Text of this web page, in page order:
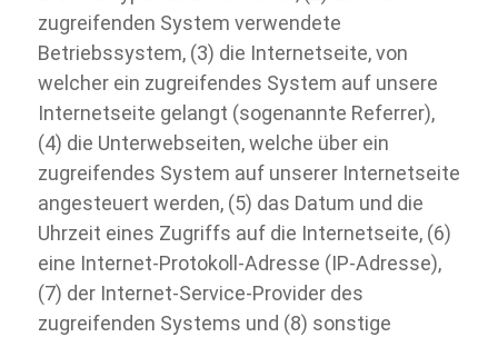
zugreifenden System verwendete
Betriebssystem, (3) die Internetseite, von
welcher ein zugreifendes System auf unsere
Internetseite gelangt (sogenannte Referrer),
(4) die Unterwebseiten, welche über ein
zugreifendes System auf unserer Internetseite
angesteuert werden, (5) das Datum und die
Uhrzeit eines Zugriffs auf die Internetseite, (6)
eine Internet-Protokoll-Adresse (IP-Adresse),
(7) der Internet-Service-Provider des
zugreifenden Systems und (8) sonstige